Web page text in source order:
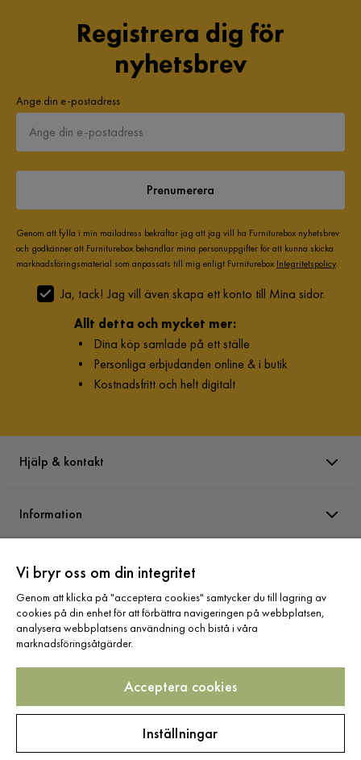
Registrera dig för
nyhetsbrev
Ange din e-postadress
Prenumerera
Genom att fylla i min mailadress bekräftar jag att jag vill ha Furniturebox nyhetsbrev
och godkänner att Furniturebox behandlar mina personuppgifter för att kunna skicka
marknadsföringsmaterial som anpassats till mig enligt Furniturebox Integritetspolicy.
Ja, tack! Jag vill även skapa ett konto till Mina sidor.
Allt detta och mycket mer:
• Dina köp samlade på ett ställe
• Personliga erbjudanden online & i butik
• Kostnadsfritt och helt digitalt
Hjälp & kontakt
Information
Varumärken
Sortiment
Följ oss
Vi bryr oss om din integritet
Genom att klicka på "acceptera cookies" samtycker du till lagring av
cookies på din enhet för att förbättra navigeringen på webbplatsen,
analysera webbplatsens användning och bistå i våra
marknadsföringsåtgärder.
Acceptera cookies
Inställningar